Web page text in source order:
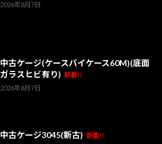
2026年8月7日
中古ケージ(ケースバイケース60M)(底面
ガラスヒビ有り) 新着!!
2026年8月7日
中古ケージ3045(新古) 新着!!